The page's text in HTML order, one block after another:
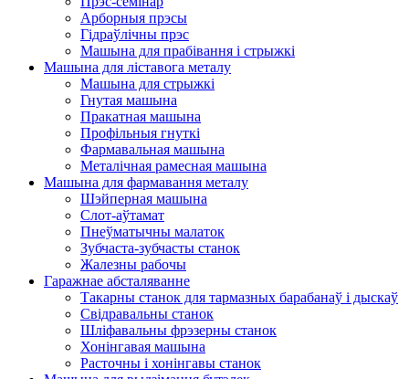
Арборныя прэсы
Гідраўлічны прэс
Машына для прабівання і стрыжкі
Машына для ліставога металу
Машына для стрыжкі
Гнутая машына
Пракатная машына
Профільныя гнуткі
Фармавальная машына
Металічная рамесная машына
Машына для фармавання металу
Шэйперная машына
Слот-аўтамат
Пнеўматычны малаток
Зубчаста-зубчасты станок
Жалезны рабочы
Гаражнае абсталяванне
Такарны станок для тармазных барабанаў і дыскаў
Свідравальны станок
Шліфавальны фрэзерны станок
Хонінгавая машына
Расточны і хонінгавы станок